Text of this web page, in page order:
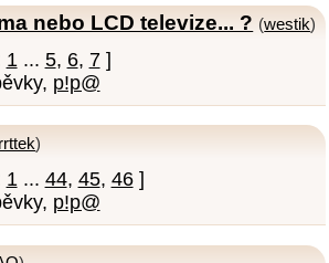
nebo LCD televize... ? (westik)
1 ... 5, 6, 7]
p!p@
)
1... 44, 45, 46]
p!p@